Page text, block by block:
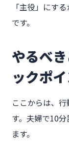
「主役」にす
です。
やるべ
ックポ
ここからは、
す。夫婦で10
ます。